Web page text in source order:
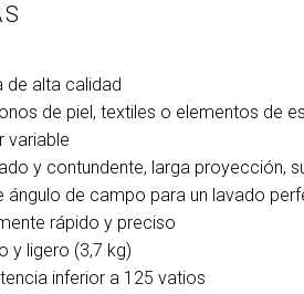
de alta calidad
de piel, textiles o elementos de
variable
y contundente, larga proyección,
ángulo de campo para un lavado
rápido y preciso
y ligero (3,7 kg)
inferior a 125 vatios